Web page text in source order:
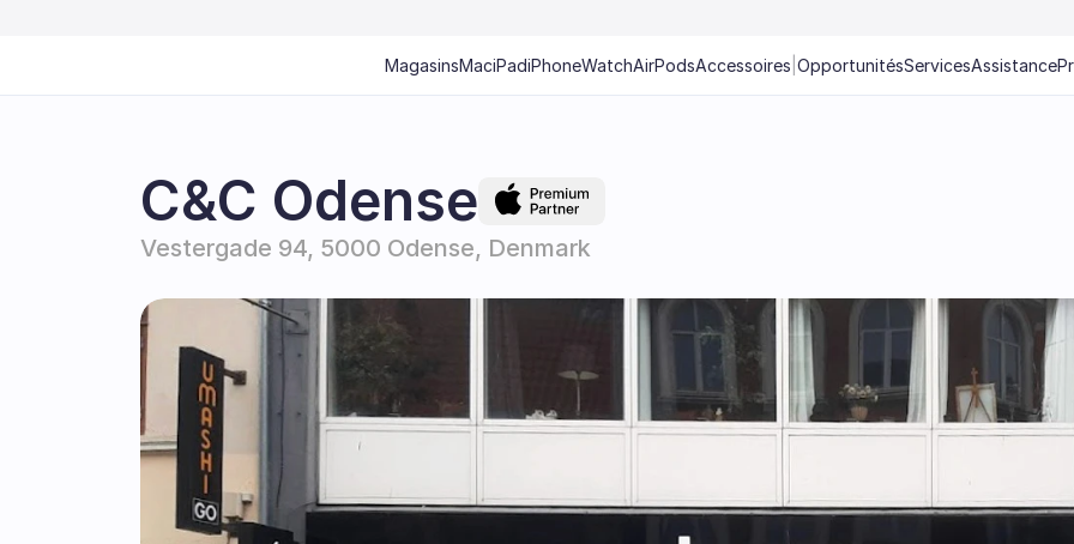
C&C Odense
Vestergade 94, 5000 Odense, Denmark
MagasinsMaciPadiPhoneWatchAirPodsAccessoires OpportunitésServicesAssistance